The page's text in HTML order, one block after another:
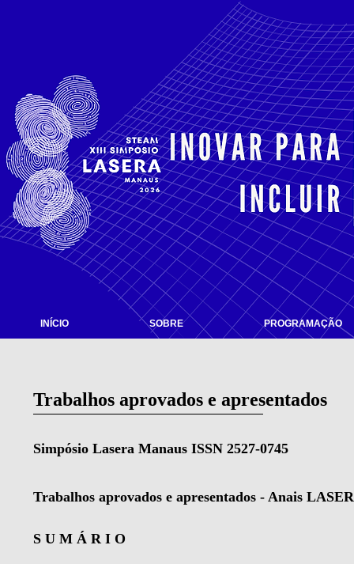
INÍCIO SOBRE PROGRAMAÇÃO
Trabalhos aprovados e apresentados
Simpósio Lasera Manaus ISSN 2527-0745
Trabalhos aprovados e apresentados - Anais
S U M Á R I O